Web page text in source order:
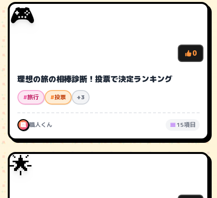
🎮
0
理想の旅の相棒診断！投票で決定ランキング
#旅行 #投票 +3
職 職人くん 15項目
🌟